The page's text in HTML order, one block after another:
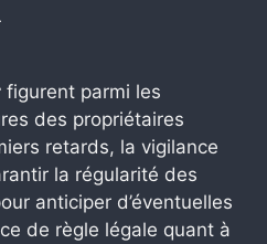
figurent parmi les
des propriétaires
retards, la vigilance
la régularité des
anticiper d’éventuelles
de règle légale quant à